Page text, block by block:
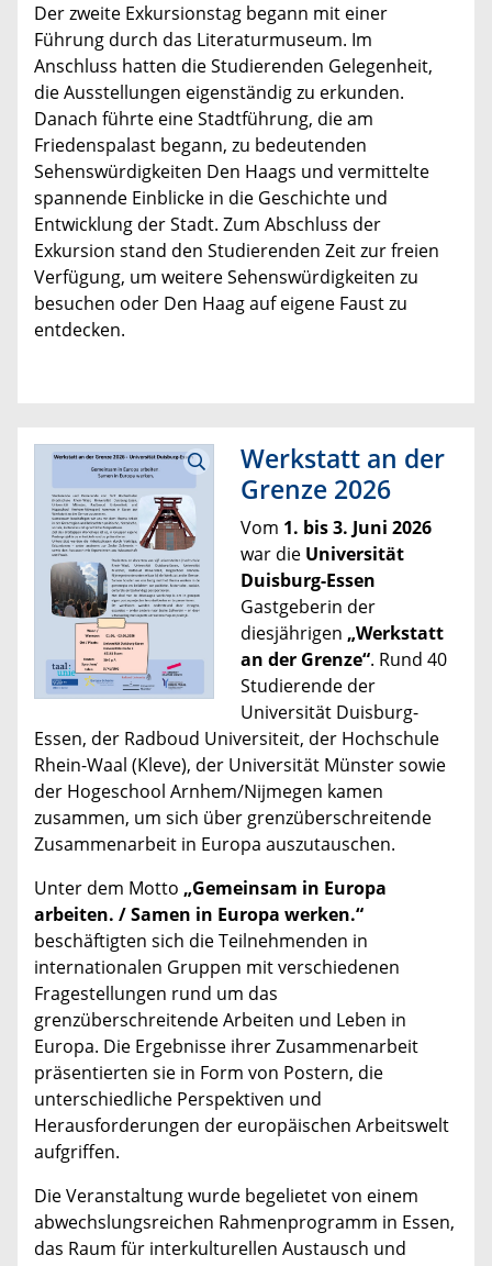
Der zweite Exkursionstag begann mit einer
Führung durch das Literaturmuseum. Im
Anschluss hatten die Studierenden Gelegenheit,
die Ausstellungen eigenständig zu erkunden.
Danach führte eine Stadtführung, die am
Friedenspalast begann, zu bedeutenden
Sehenswürdigkeiten Den Haags und vermittelte
spannende Einblicke in die Geschichte und
Entwicklung der Stadt. Zum Abschluss der
Exkursion stand den Studierenden Zeit zur freien
Verfügung, um weitere Sehenswürdigkeiten zu
besuchen oder Den Haag auf eigene Faust zu
entdecken.
Werkstatt an der
Grenze 2026
Vom 1. bis 3. Juni 2026
war die Universität
Duisburg-Essen
Gastgeberin der
diesjährigen „Werkstatt
an der Grenze“. Rund 40
Studierende der
Universität Duisburg-
Essen, der Radboud Universiteit, der Hochschule
Rhein-Waal (Kleve), der Universität Münster sowie
der Hogeschool Arnhem/Nijmegen kamen
zusammen, um sich über grenzüberschreitende
Zusammenarbeit in Europa auszutauschen.
Unter dem Motto „Gemeinsam in Europa
arbeiten. / Samen in Europa werken.“
beschäftigten sich die Teilnehmenden in
internationalen Gruppen mit verschiedenen
Fragestellungen rund um das
grenzüberschreitende Arbeiten und Leben in
Europa. Die Ergebnisse ihrer Zusammenarbeit
präsentierten sie in Form von Postern, die
unterschiedliche Perspektiven und
Herausforderungen der europäischen Arbeitswelt
aufgriffen.
Die Veranstaltung wurde begelietet von einem
abwechslungsreichen Rahmenprogramm in Essen,
das Raum für interkulturellen Austausch und